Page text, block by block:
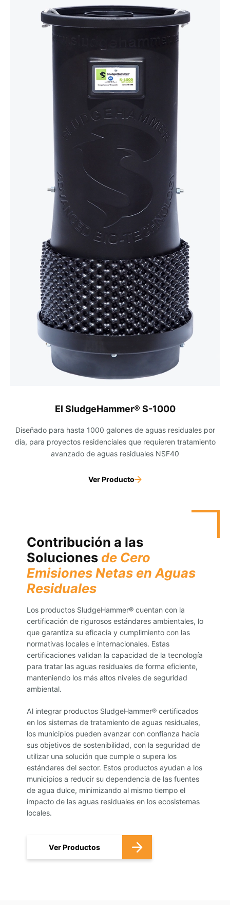
El SludgeHammer® S-1000
Diseñado para hasta 1000 galones de aguas residuales por
día, para proyectos residenciales que requieren tratamiento
avanzado de aguas residuales NSF40
Ver Producto
Contribución a las
Soluciones de Cero
Emisiones Netas en Aguas
Residuales
Los productos SludgeHammer® cuentan con la
certificación de rigurosos estándares ambientales, lo
que garantiza su eficacia y cumplimiento con las
normativas locales e internacionales. Estas
certificaciones validan la capacidad de la tecnología
para tratar las aguas residuales de forma eficiente,
manteniendo los más altos niveles de seguridad
ambiental.
Al integrar productos SludgeHammer® certificados
en los sistemas de tratamiento de aguas residuales,
los municipios pueden avanzar con confianza hacia
sus objetivos de sostenibilidad, con la seguridad de
utilizar una solución que cumple o supera los
estándares del sector. Estos productos ayudan a los
municipios a reducir su dependencia de las fuentes
de agua dulce, minimizando al mismo tiempo el
impacto de las aguas residuales en los ecosistemas
locales.
Ver Productos